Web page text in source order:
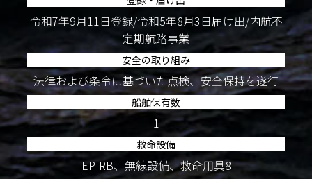
令和7年9月11日登録/令和5年8月3日届け出/内航不
定期航路事業
安全の取り組み
法律および条令に基づいた点検、安全保持を遂行
船舶保有数
1
救命設備
EPIRB、無線設備、救命用具8